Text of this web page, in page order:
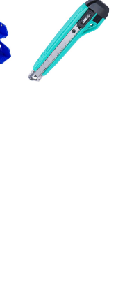
Dao rọc lớn SDI
0423 – A2